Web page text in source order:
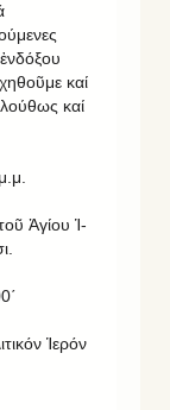
καί
καί
Ἁ­γίου Ἱ­
Ἱερόν